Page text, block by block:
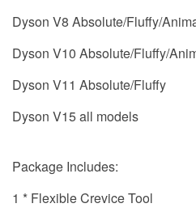
Dyson V8 Absolute/Fluffy/
Dyson V10 Absolute/Fluffy/
Dyson V11 Absolute/Fluffy
Dyson V15 all models
Package Includes:
1 * Flexible Crevice Tool